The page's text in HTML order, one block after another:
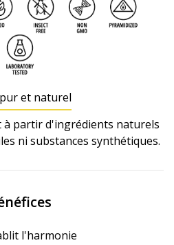
et naturel
à partir d'ingrédients naturels
ni substances synthétiques.
l'harmonie